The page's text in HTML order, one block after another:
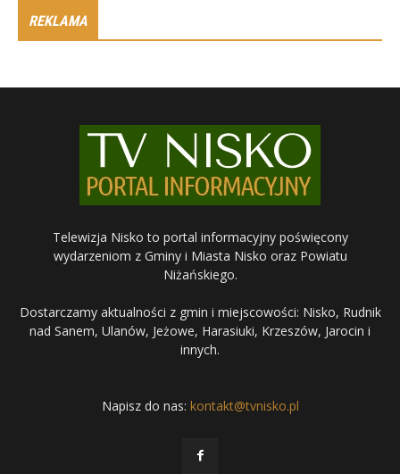
REKLAMA
Telewizja Nisko to portal informacyjny poświęcony
wydarzeniom z Gminy i Miasta Nisko oraz Powiatu
Niżańskiego.
Dostarczamy aktualności z gmin i miejscowości: Nisko, Rudnik
nad Sanem, Ulanów, Jeżowe, Harasiuki, Krzeszów, Jarocin i
innych.
Napisz do nas: kontakt@tvnisko.pl